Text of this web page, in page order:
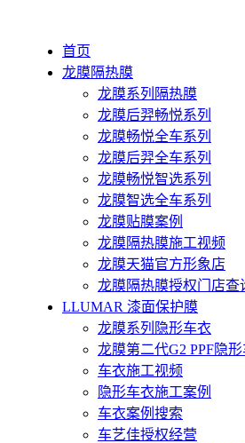
首页
龙膜隔热膜
龙膜系列隔热膜
龙膜后羿畅悦系列
龙膜畅悦全车系列
龙膜后羿全车系列
龙膜畅悦智选系列
龙膜智选全车系列
龙膜贴膜案例
龙膜隔热膜施工视频
龙膜天猫官方形象店
龙膜隔热膜授权门店查
LLUMAR 漆面保护膜
龙膜系列隐形车衣
龙膜第二代G2 PPF隐
车衣施工视频
隐形车衣施工案例
车衣案例搜索
车艺佳授权经营